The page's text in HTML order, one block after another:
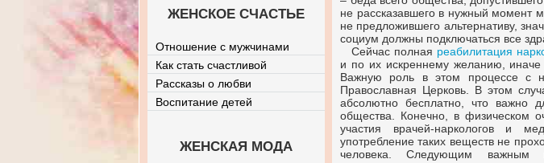
не рассказавшего в нужный момент
не предложившего альтернативу,
социум должны подключаться все
Сейчас полная реабилитация
и по их искреннему желанию, иначе
Важную роль в этом процессе с
Православная Церковь. В этом
абсолютно бесплатно, что важно
общества. Конечно, в физическом
участия врачей-наркологов и
употребление таких веществ не
человека. Следующим важным
ЖЕНСКОЕ СЧАСТЬЕ
Отношение с мужчинами
Как стать счастливой
Рассказы о любви
Воспитание детей
ЖЕНСКАЯ МОДА